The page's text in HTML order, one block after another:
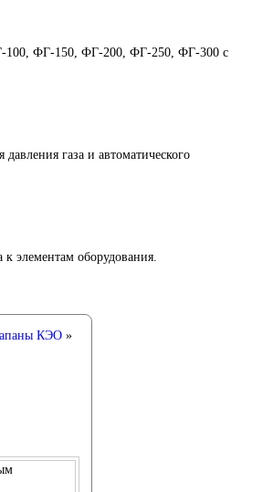
100, ФГ-150, ФГ-200, ФГ-250, ФГ-300 с
газа и автоматического
элементам оборудования.
КЭО»